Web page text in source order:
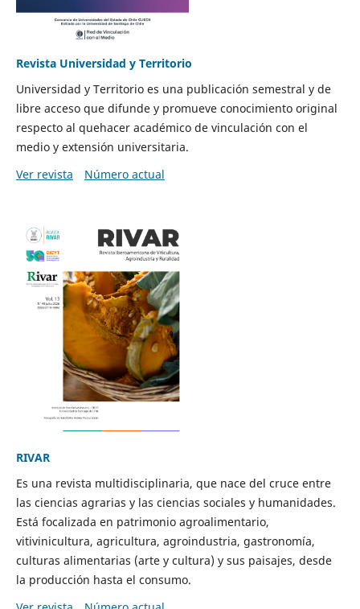
Revista Universidad y Territorio
Universidad y Territorio es una publicación semestral y de
libre acceso que difunde y promueve conocimiento original
respecto al quehacer académico de vinculación con el
medio y extensión universitaria.
Ver revista
Número actual
RIVAR
Es una revista multidisciplinaria, que nace del cruce entre
las ciencias agrarias y las ciencias sociales y humanidades.
Está focalizada en patrimonio agroalimentario,
vitivinicultura, agricultura, agroindustria, gastronomía,
culturas alimentarias (arte y cultura) y sus paisajes, desde
la producción hasta el consumo.